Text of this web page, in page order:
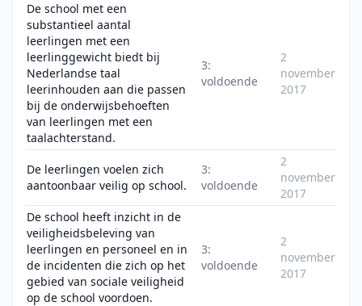
De school met een
substantieel aantal
leerlingen met een
leerlinggewicht biedt bij
Nederlandse taal
leerinhouden aan die passen
bij de onderwijsbehoeften
van leerlingen met een
taalachterstand.
3:
voldoende
2
november
2017
De leerlingen voelen zich
aantoonbaar veilig op school.
3:
voldoende
2
november
2017
De school heeft inzicht in de
veiligheidsbeleving van
leerlingen en personeel en in
de incidenten die zich op het
gebied van sociale veiligheid
op de school voordoen.
3:
voldoende
2
november
2017